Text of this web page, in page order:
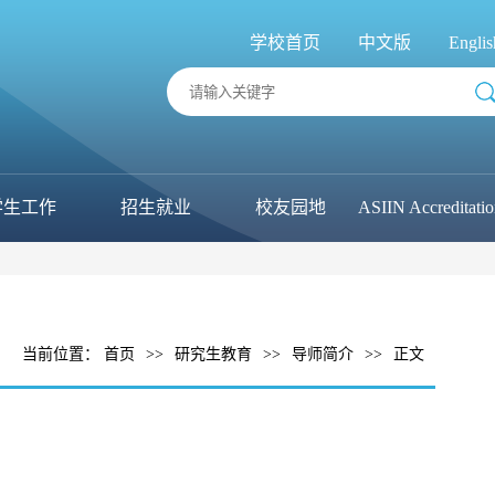
学校首页 中文版
生工作 招生就业 校友园地 ASIIN
当前位置： 首页 >> 研究生教育 >> 导师简介 >> 正文